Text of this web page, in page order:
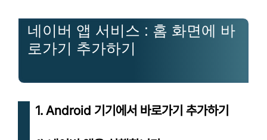
네이버 앱 서비스 : 홈 화면에 바
로가기 추가하기
1. Android 기기에서 바로가기 추가하기